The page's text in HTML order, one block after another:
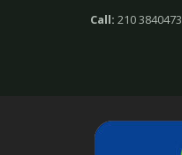
Call: 210 3840473